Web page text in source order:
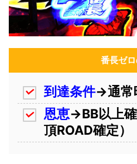
番長ゼ
到達条件→通常
恩恵→BB以上
頂ROAD確定）